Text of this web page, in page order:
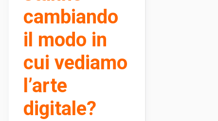
cambiando
il modo in
cui vediamo
l’arte
digitale?